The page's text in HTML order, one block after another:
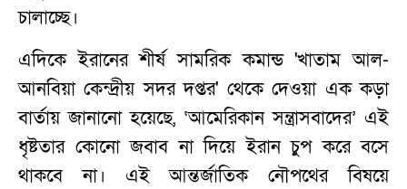
চালাচ্ছে।
এদিকে ইরানের শীর্ষ সামরিক কমান্ড 'খাতাম আল-
আনবিয়া কেন্দ্রীয় সদর দপ্তর' থেকে দেওয়া এক কড়া
বার্তায় জানানো হয়েছে, ‘আমেরিকান সন্ত্রাসবাদের’ এই
ধৃষ্টতার কোনো জবাব না দিয়ে ইরান চুপ করে বসে
থাকবে না। এই আন্তর্জাতিক নৌপথের বিষয়ে